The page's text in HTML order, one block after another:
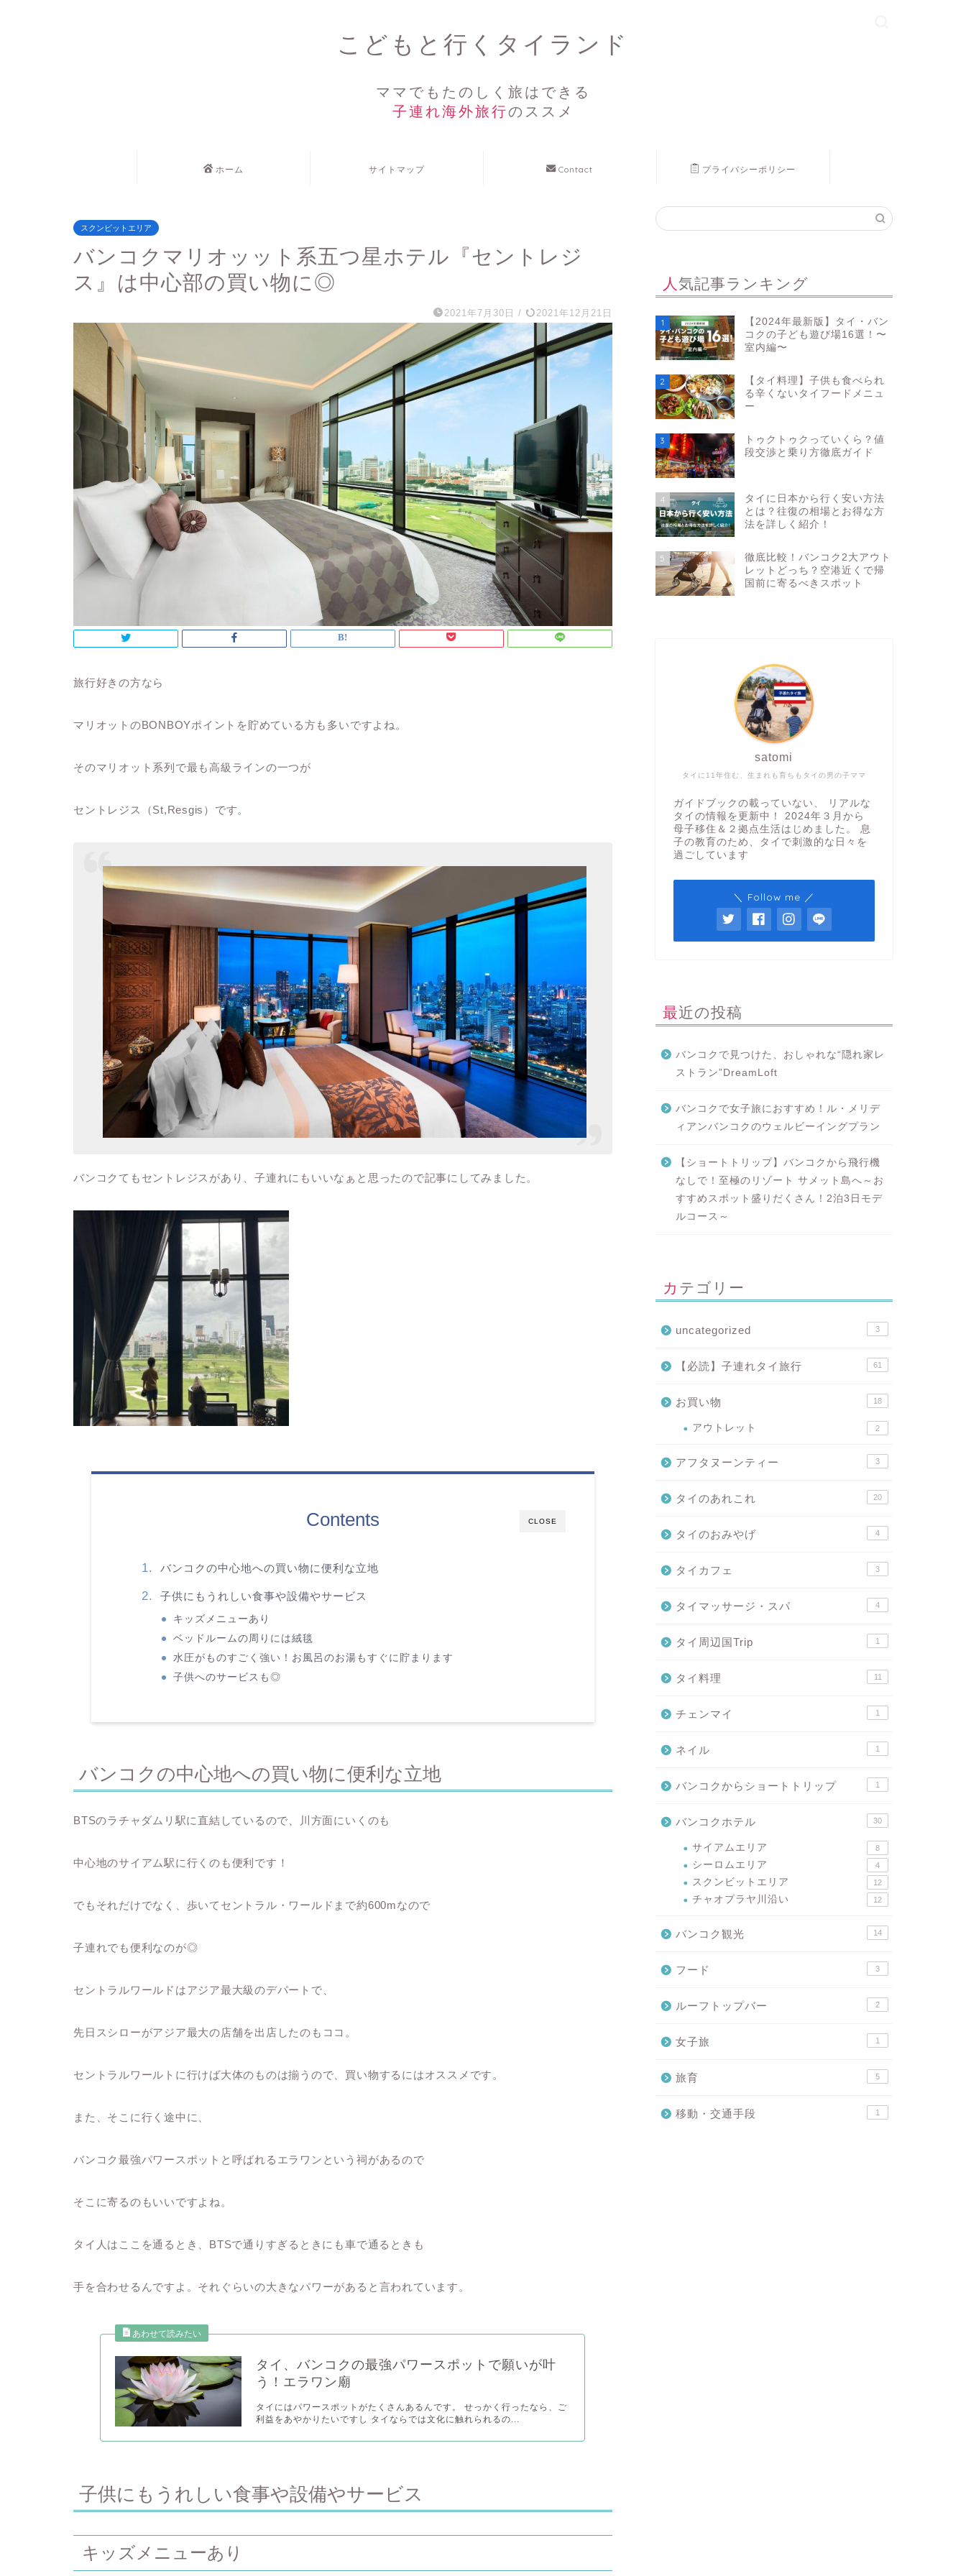
こどもと行くタイランド
ママでもたのしく旅はできる
子連れ海外旅行のススメ
ホーム サイトマップ Contact プライバシーポリシー
スクンビットエリア
バンコクマリオッット系五つ星ホテル『セントレジ
ス』は中心部の買い物に◎
2021年7月30日 / 2021年12月21日
旅行好きの方なら
マリオットのBONBOYポイントを貯めている方も多いですよね。
そのマリオット系列で最も高級ラインの一つが
セントレジス（St,Resgis）です。
バンコクてもセントレジスがあり、子連れにもいいなぁと思ったので記事にしてみました。
CLOSE
Contents
バンコクの中心地への買い物に便利な立地
子供にもうれしい食事や設備やサービス
キッズメニューあり
ベッドルームの周りには絨毯
水圧がものすごく強い！お風呂のお湯もすぐに貯まります
子供へのサービスも◎
バンコクの中心地への買い物に便利な立地
BTSのラチャダムリ駅に直結しているので、川方面にいくのも
中心地のサイアム駅に行くのも便利です！
でもそれだけでなく、歩いてセントラル・ワールドまで約600mなので
子連れでも便利なのが◎
セントラルワールドはアジア最大級のデパートで、
先日スシローがアジア最大の店舗を出店したのもココ。
セントラルワールトに行けば大体のものは揃うので、買い物するにはオススメです。
また、そこに行く途中に、
バンコク最強パワースポットと呼ばれるエラワンという祠があるので
そこに寄るのもいいですよね。
タイ人はここを通るとき、BTSで通りすぎるときにも車で通るときも
手を合わせるんですよ。それぐらいの大きなパワーがあると言われています。
タイ、バンコクの最強パワースポットで願いが叶
う！エラワン廟
タイにはパワースポットがたくさんあるんです。 せっかく行ったなら、ご
利益をあやかりたいですし タイならでは文化に触れられるの...
子供にもうれしい食事や設備やサービス
キッズメニューあり
人気記事ランキング
1
【2024年最新版】タイ・バン
コクの子ども遊び場16選！〜
室内編〜
2
【タイ料理】子供も食べられ
る辛くないタイフードメニュ
ー
3
トゥクトゥクっていくら？値
段交渉と乗り方徹底ガイド
4
タイに日本から行く安い方法
とは？往復の相場とお得な方
法を詳しく紹介！
5
徹底比較！バンコク2大アウト
レットどっち？空港近くで帰
国前に寄るべきスポット
タイに11年住む、生まれも育ちもタイの男の子ママ
satomi
ガイドブックの載っていない、 リアルな
タイの情報を更新中！ 2024年３月から
母子移住＆２拠点生活はじめました。 息
子の教育のため、タイで刺激的な日々を
過ごしています
＼ Follow me ／
最近の投稿
バンコクで見つけた、おしゃれな“隠れ家レ
ストラン”DreamLoft
バンコクで女子旅におすすめ！ル・メリデ
ィアンバンコクのウェルビーイングプラン
【ショートトリップ】バンコクから飛行機
なしで！至極のリゾート サメット島へ～お
すすめスポット盛りだくさん！2泊3日モデ
ルコース～
カテゴリー
uncategorized 3
【必読】子連れタイ旅行 61
お買い物 18
アウトレット 2
アフタヌーンティー 3
タイのあれこれ 20
タイのおみやげ 4
タイカフェ 3
タイマッサージ・スパ 4
タイ周辺国Trip 1
タイ料理 11
チェンマイ 1
ネイル 1
バンコクからショートトリップ 1
バンコクホテル 30
サイアムエリア 8
シーロムエリア 4
スクンビットエリア 12
チャオプラヤ川沿い 12
バンコク観光 14
フード 3
ルーフトップバー 2
女子旅 1
旅育 5
移動・交通手段 1